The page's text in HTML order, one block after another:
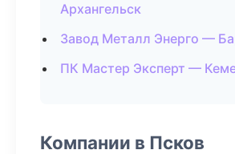
Архангельск
Завод Металл Энерго —
ПК Мастер Эксперт —
Компании в Псков